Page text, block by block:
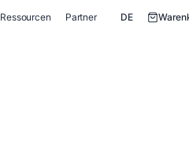
Ressourcen Partner DE